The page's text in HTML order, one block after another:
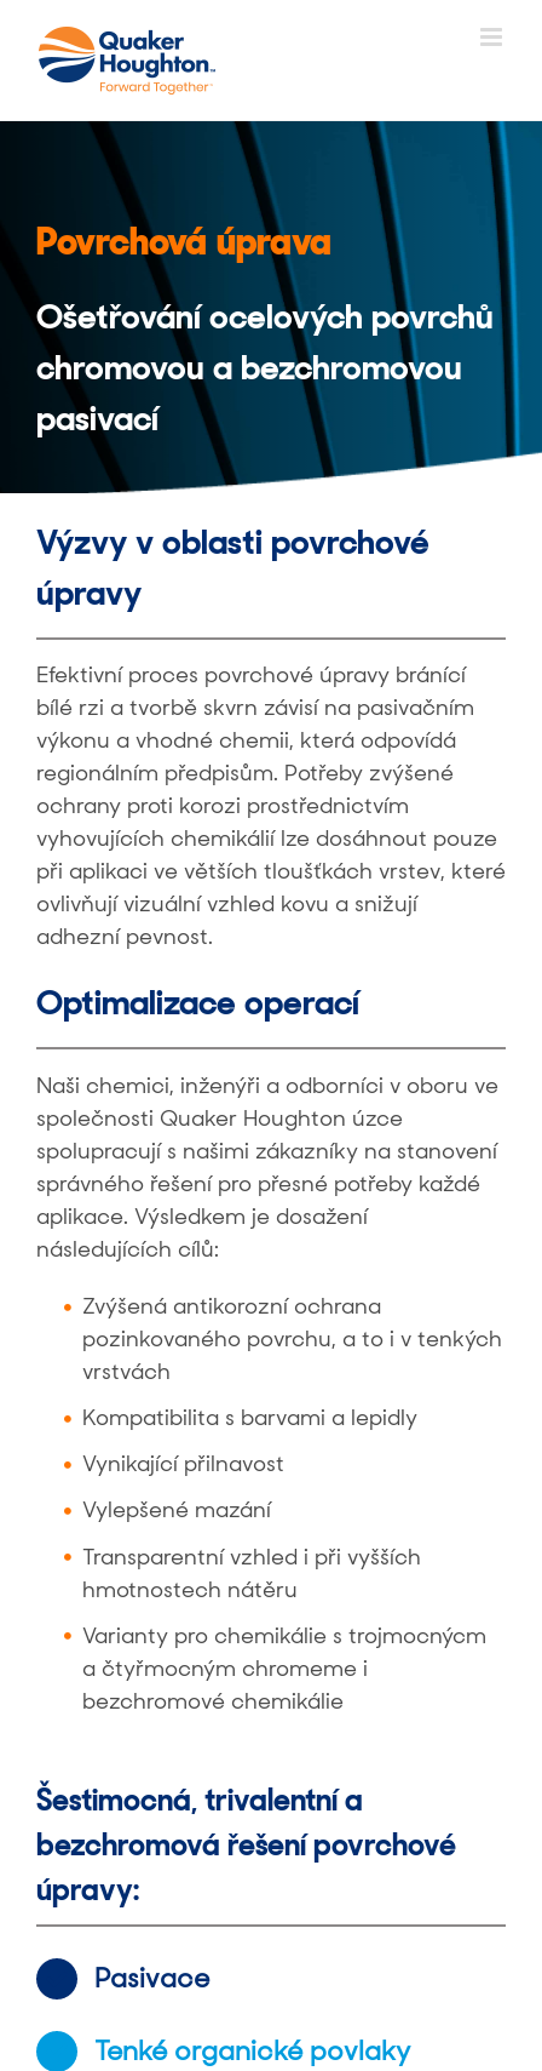
obsah
Povrchová úprava
Ošetřování ocelových povrchů
chromovou a bezchromovou
pasivací
Výzvy v oblasti povrchové
úpravy
Efektivní proces povrchové úpravy bránící
bílé rzi a tvorbě skvrn závisí na pasivačním
výkonu a vhodné chemii, která odpovídá
regionálním předpisům. Potřeby zvýšené
ochrany proti korozi prostřednictvím
vyhovujících chemikálií lze dosáhnout pouze
při aplikaci ve větších tloušťkách vrstev, které
ovlivňují vizuální vzhled kovu a snižují
adhezní pevnost.
Optimalizace operací
Naši chemici, inženýři a odborníci v oboru ve
společnosti Quaker Houghton úzce
spolupracují s našimi zákazníky na stanovení
správného řešení pro přesné potřeby každé
aplikace. Výsledkem je dosažení
následujících cílů:
Zvýšená antikorozní ochrana
pozinkovaného povrchu, a to i v tenkých
vrstvách
Kompatibilita s barvami a lepidly
Vynikající přilnavost
Vylepšené mazání
Transparentní vzhled i při vyšších
hmotnostech nátěru
Varianty pro chemikálie s trojmocnýcm
a čtyřmocným chromeme i
bezchromové chemikálie
Šestimocná, trivalentní a
bezchromová řešení povrchové
úpravy:
Pasivace
Tenké organické povlaky